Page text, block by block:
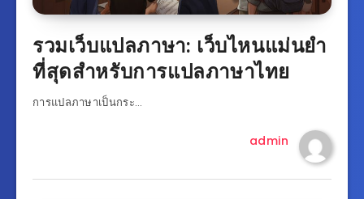
รวมเว็บแปลภาษา: เว็บไหนแม่นยำ
ที่สุดสำหรับการแปลภาษาไทย
การแปลภาษาเป็นกระ…
admin